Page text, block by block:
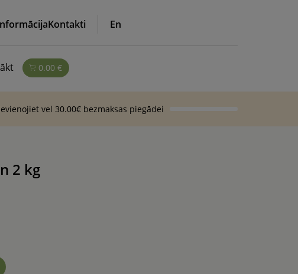
Kontakti En
0.00 €
vel 30.00€ bezmaksas piegādei
2 kg